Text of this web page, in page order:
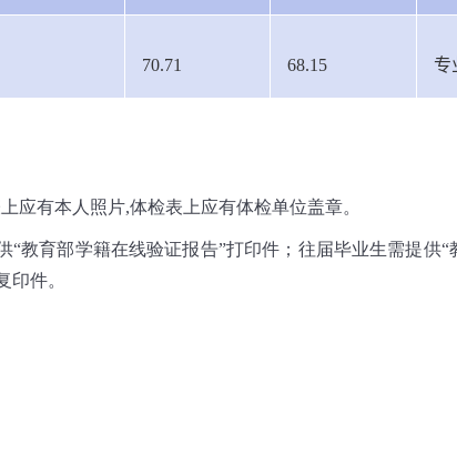
70.71 68.15 专
应有本人照片,体检表上应有体检单位盖章。
教育部学籍在线验证报告”打印件；往届毕业生需提供“
件。